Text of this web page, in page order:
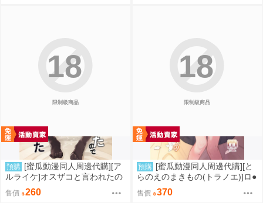
限制級商品
18
預購 [蜜瓜動漫同人周邊代購][ア
ルライケ]オスザコと言われたの
で俺の本気でわからせてみた(同
人誌)
售價 260
限制級商品
18
預購 [蜜瓜動漫同人周邊代購][と
らのえのまきもの(トラノエ)]ロ●
巨乳お嬢様藤宮あいりの華麗な
るおねだり(同人誌)
售價 370